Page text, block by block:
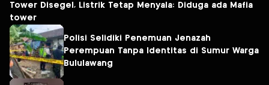
Tower Disegel, Listrik Tetap Menyala: Diduga ada Mafia
tower
Polisi Selidiki Penemuan Jenazah
Perempuan Tanpa Identitas di Sumur Warga
Bululawang